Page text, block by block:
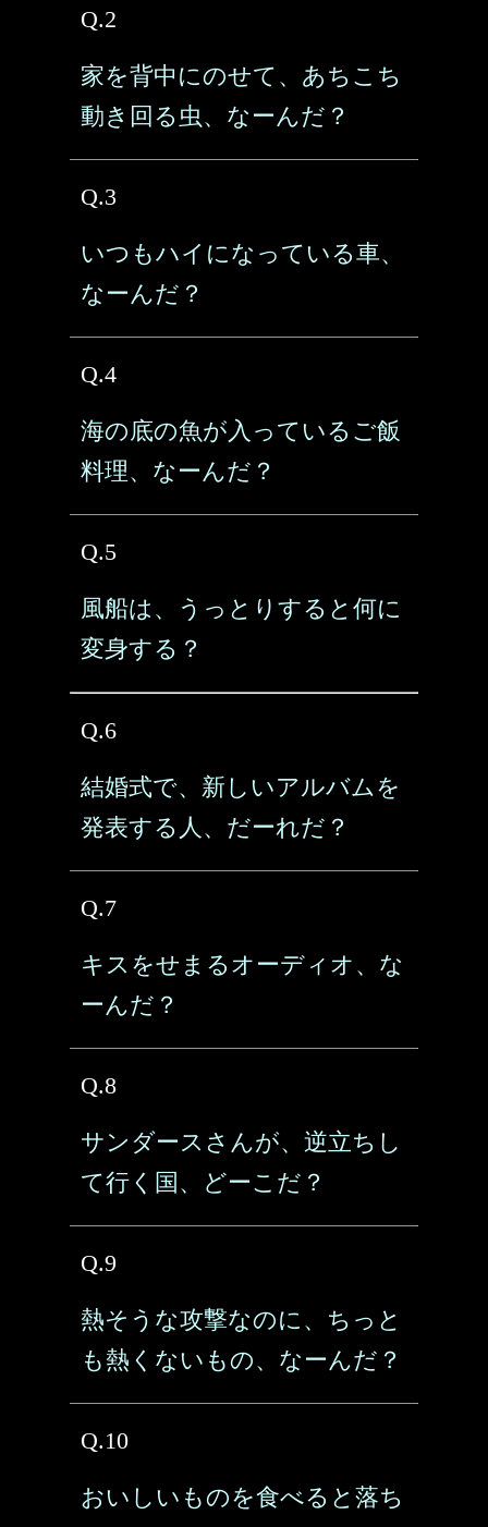
Q.2
家を背中にのせて、あちこち
動き回る虫、なーんだ？
Q.3
いつもハイになっている車、
なーんだ？
Q.4
海の底の魚が入っているご飯
料理、なーんだ？
Q.5
風船は、うっとりすると何に
変身する？
Q.6
結婚式で、新しいアルバムを
発表する人、だーれだ？
Q.7
キスをせまるオーディオ、な
ーんだ？
Q.8
サンダースさんが、逆立ちし
て行く国、どーこだ？
Q.9
熱そうな攻撃なのに、ちっと
も熱くないもの、なーんだ？
Q.10
おいしいものを食べると落ち